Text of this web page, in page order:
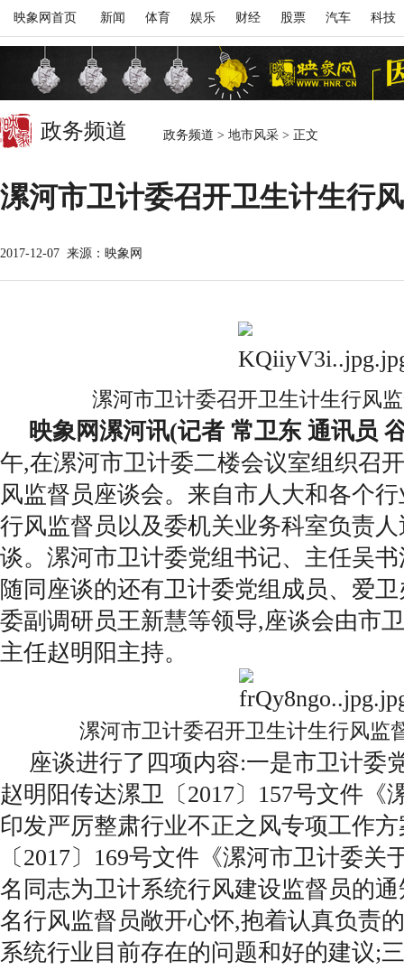
映象网首页 新闻 体育 娱乐 财经 股票 汽车 科技
政务频道 政务频道 > 地市风采 > 正文
漯河市卫计委召开卫生计生行
2017-12-07 来源：映象网
漯河市卫计委召开卫生计生行风
映象网漯河讯(记者 常卫东 通讯员
午,在漯河市卫计委二楼会议室组织召
风监督员座谈会。来自市人大和各个
行风监督员以及委机关业务科室负责
谈。漯河市卫计委党组书记、主任吴
随同座谈的还有卫计委党组成员、爱
委副调研员王新慧等领导,座谈会由市
主任赵明阳主持。
漯河市卫计委召开卫生计生行风监
座谈进行了四项内容:一是市卫计委
赵明阳传达漯卫〔2017〕157号文件《
印发严厉整肃行业不正之风专项工作
〔2017〕169号文件《漯河市卫计委关
名同志为卫计系统行风建设监督员的
名行风监督员敞开心怀,抱着认真负责
系统行业目前存在的问题和好的建议;